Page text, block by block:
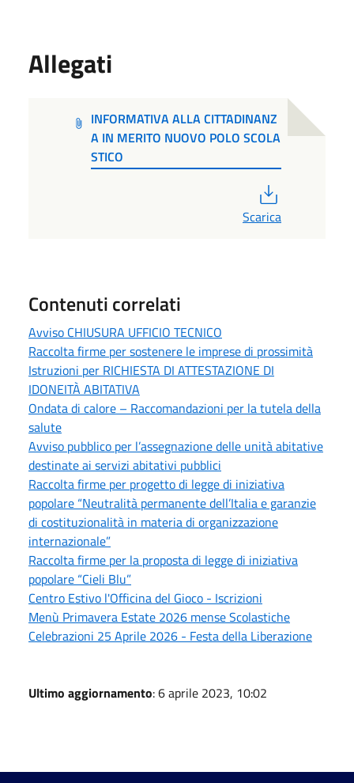
Allegati
INFORMATIVA ALLA CITTADINANZ
A IN MERITO NUOVO POLO SCOLA
STICO
Scarica
Contenuti correlati
Avviso CHIUSURA UFFICIO TECNICO
Raccolta firme per sostenere le imprese di prossimità
Istruzioni per RICHIESTA DI ATTESTAZIONE DI
IDONEITÀ ABITATIVA
Ondata di calore – Raccomandazioni per la tutela della
salute
Avviso pubblico per l’assegnazione delle unità abitative
destinate ai servizi abitativi pubblici
Raccolta firme per progetto di legge di iniziativa
popolare “Neutralità permanente dell’Italia e garanzie
di costituzionalità in materia di organizzazione
internazionale”
Raccolta firme per la proposta di legge di iniziativa
popolare “Cieli Blu”
Centro Estivo l'Officina del Gioco - Iscrizioni
Menù Primavera Estate 2026 mense Scolastiche
Celebrazioni 25 Aprile 2026 - Festa della Liberazione
Ultimo aggiornamento: 6 aprile 2023, 10:02